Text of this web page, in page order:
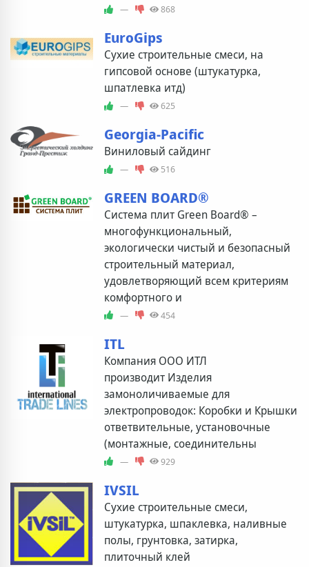
— 868
EuroGips
Сухие строительные смеси, на
гипсовой основе (штукатурка,
шпатлевка итд)
— 625
Georgia-Pacific
Виниловый сайдинг
— 516
GREEN BOARD®
Система плит Green Board® –
многофункциональный,
экологически чистый и безопасный
строительный материал,
удовлетворяющий всем критериям
комфортного и
— 454
ITL
Компания ООО ИТЛ
производит Изделия
замоноличиваемые для
электропроводок: Коробки и Крышки
ответвительные, установочные
(монтажные, соединительны
— 929
IVSIL
Сухие строительные смеси,
штукатурка, шпаклевка, наливные
полы, грунтовка, затирка,
плиточный клей